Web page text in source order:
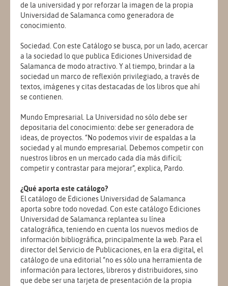
de la universidad y por reforzar la imagen de la propia
Universidad de Salamanca como generadora de
conocimiento.
Sociedad. Con este Catálogo se busca, por un lado, acercar
a la sociedad lo que publica Ediciones Universidad de
Salamanca de modo atractivo. Y al tiempo, brindar a la
sociedad un marco de reflexión privilegiado, a través de
textos, imágenes y citas destacadas de los libros que ahí
se contienen.
Mundo Empresarial. La Universidad no sólo debe ser
depositaria del conocimiento: debe ser generadora de
ideas, de proyectos. “No podemos vivir de espaldas a la
sociedad y al mundo empresarial. Debemos competir con
nuestros libros en un mercado cada día más difícil;
competir y contrastar para mejorar”, explica, Pardo.
¿Qué aporta este catálogo?
El catálogo de Ediciones Universidad de Salamanca
aporta sobre todo novedad. Con este catálogo Ediciones
Universidad de Salamanca replantea su línea
catalográfica, teniendo en cuenta los nuevos medios de
información bibliográfica, principalmente la web. Para el
director del Servicio de Publicaciones, en la era digital, el
catálogo de una editorial “no es sólo una herramienta de
información para lectores, libreros y distribuidores, sino
que debe ser una tarjeta de presentación de la propia